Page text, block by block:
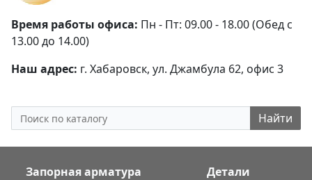
Время работы офиса: Пн - Пт: 09.00 - 18.00 (Обед с
13.00 до 14.00)
Наш адрес: г. Хабаровск, ул. Джамбула 62, офис 3
Найти
Запорная арматура
Детали